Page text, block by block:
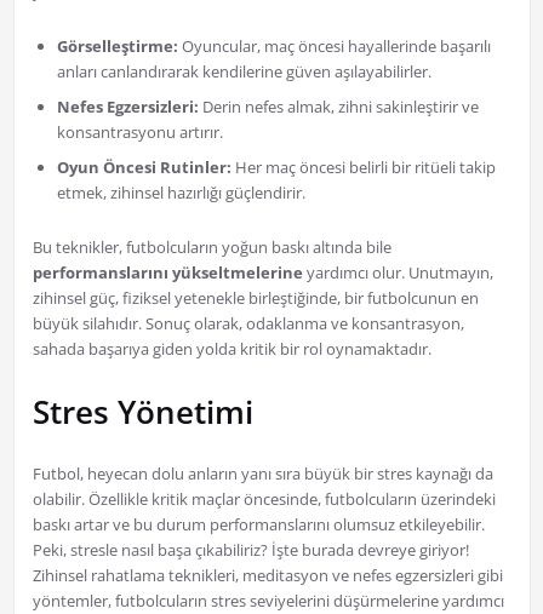
Görselleştirme: Oyuncular, maç öncesi hayallerinde başarılı
anları canlandırarak kendilerine güven aşılayabilirler.
Nefes Egzersizleri: Derin nefes almak, zihni sakinleştirir ve
konsantrasyonu artırır.
Oyun Öncesi Rutinler: Her maç öncesi belirli bir ritüeli takip
etmek, zihinsel hazırlığı güçlendirir.
Bu teknikler, futbolcuların yoğun baskı altında bile
performanslarını yükseltmelerine yardımcı olur. Unutmayın,
zihinsel güç, fiziksel yetenekle birleştiğinde, bir futbolcunun en
büyük silahıdır. Sonuç olarak, odaklanma ve konsantrasyon,
sahada başarıya giden yolda kritik bir rol oynamaktadır.
Stres Yönetimi
Futbol, heyecan dolu anların yanı sıra büyük bir stres kaynağı da
olabilir. Özellikle kritik maçlar öncesinde, futbolcuların üzerindeki
baskı artar ve bu durum performanslarını olumsuz etkileyebilir.
Peki, stresle nasıl başa çıkabiliriz? İşte burada devreye giriyor!
Zihinsel rahatlama teknikleri, meditasyon ve nefes egzersizleri gibi
yöntemler, futbolcuların stres seviyelerini düşürmelerine yardımcı